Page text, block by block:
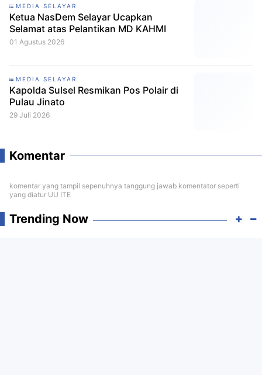
MEDIA SELAYAR
Ketua NasDem Selayar Ucapkan
Selamat atas Pelantikan MD KAHMI
01 Agustus 2026
MEDIA SELAYAR
Kapolda Sulsel Resmikan Pos Polair di
Pulau Jinato
29 Juli 2026
Komentar
komentar yang tampil sepenuhnya tanggung jawab komentator seperti
yang diatur UU ITE
Trending Now